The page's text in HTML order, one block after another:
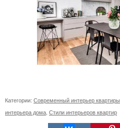
Категории: Современный интерьер квартиры
интерьера дома Стили интерьеров квартир